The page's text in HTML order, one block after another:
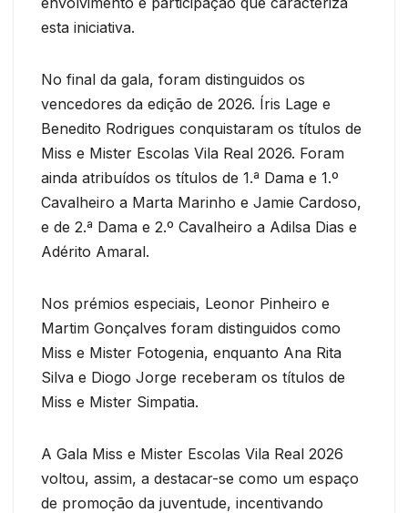
esta iniciativa.
No final da gala, foram distinguidos os
vencedores da edição de 2026. Íris Lage e
Benedito Rodrigues conquistaram os títulos de
Miss e Mister Escolas Vila Real 2026. Foram
ainda atribuídos os títulos de 1.ª Dama e 1.º
Cavalheiro a Marta Marinho e Jamie Cardoso,
e de 2.ª Dama e 2.º Cavalheiro a Adilsa Dias e
Adérito Amaral.
Nos prémios especiais, Leonor Pinheiro e
Martim Gonçalves foram distinguidos como
Miss e Mister Fotogenia, enquanto Ana Rita
Silva e Diogo Jorge receberam os títulos de
Miss e Mister Simpatia.
A Gala Miss e Mister Escolas Vila Real 2026
voltou, assim, a destacar-se como um espaço
de promoção da juventude, incentivando